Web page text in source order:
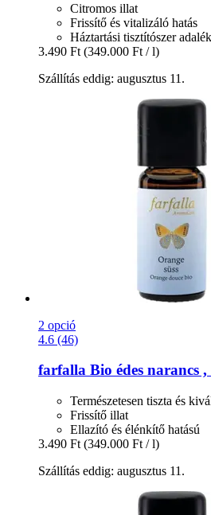
Citromos illat
Frissítő és vitalizáló hatás
Háztartási tisztítószer
3.490 Ft (349.000 Ft / l)
Szállítás eddig: augusztus 11.
2 opció
4.6 (46)
farfalla Bio édes narancs
Természetesen tiszta és
Frissítő illat
Ellazító és élénkítő hatású
3.490 Ft (349.000 Ft / l)
Szállítás eddig: augusztus 11.